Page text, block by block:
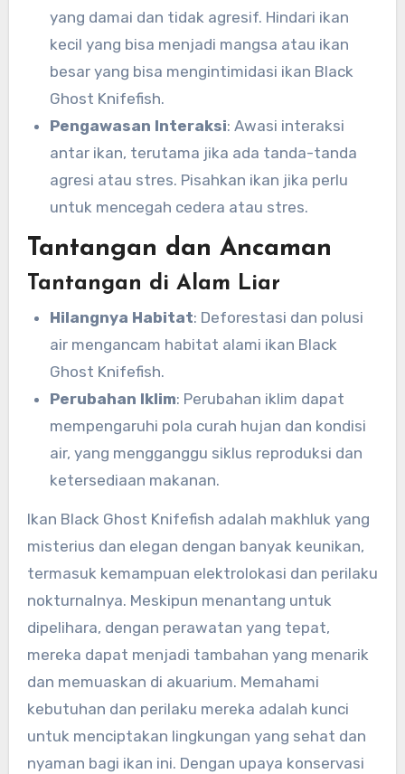
yang damai dan tidak agresif. Hindari ikan
kecil yang bisa menjadi mangsa atau ikan
besar yang bisa mengintimidasi ikan Black
Ghost Knifefish.
Pengawasan Interaksi: Awasi interaksi
antar ikan, terutama jika ada tanda-tanda
agresi atau stres. Pisahkan ikan jika perlu
untuk mencegah cedera atau stres.
Tantangan dan Ancaman
Tantangan di Alam Liar
Hilangnya Habitat: Deforestasi dan polusi
air mengancam habitat alami ikan Black
Ghost Knifefish.
Perubahan Iklim: Perubahan iklim dapat
mempengaruhi pola curah hujan dan kondisi
air, yang mengganggu siklus reproduksi dan
ketersediaan makanan.
Ikan Black Ghost Knifefish adalah makhluk yang
misterius dan elegan dengan banyak keunikan,
termasuk kemampuan elektrolokasi dan perilaku
nokturnalnya. Meskipun menantang untuk
dipelihara, dengan perawatan yang tepat,
mereka dapat menjadi tambahan yang menarik
dan memuaskan di akuarium. Memahami
kebutuhan dan perilaku mereka adalah kunci
untuk menciptakan lingkungan yang sehat dan
nyaman bagi ikan ini. Dengan upaya konservasi